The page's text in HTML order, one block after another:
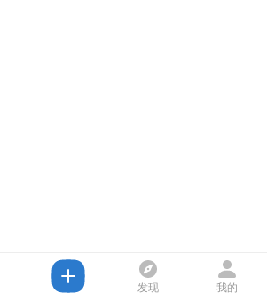
发现 我的